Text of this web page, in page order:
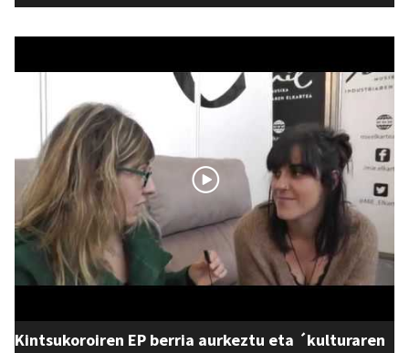
Kintsukoroiren EP berria aurkeztu eta ´kulturaren